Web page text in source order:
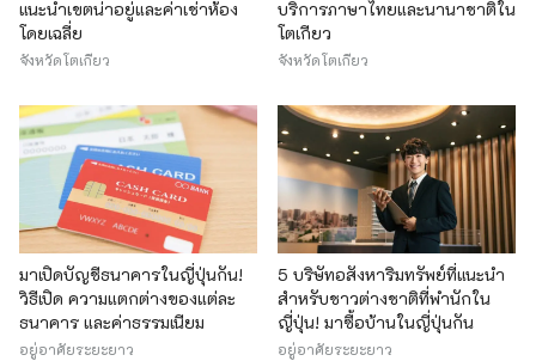
แนะนำเขตน่าอยู่และค่าเช่าห้อง
โดยเฉลี่ย
จังหวัดโตเกียว
บริการภาษาไทยและนานาชาติใน
โตเกียว
จังหวัดโตเกียว
มาเปิดบัญชีธนาคารในญี่ปุ่นกัน!
วิธีเปิด ความแตกต่างของแต่ละ
ธนาคาร และค่าธรรมเนียม
อยู่อาศัยระยะยาว
5 บริษัทอสังหาริมทรัพย์ที่แนะนำ
สำหรับชาวต่างชาติที่พำนักใน
ญี่ปุ่น! มาซื้อบ้านในญี่ปุ่นกัน
อยู่อาศัยระยะยาว